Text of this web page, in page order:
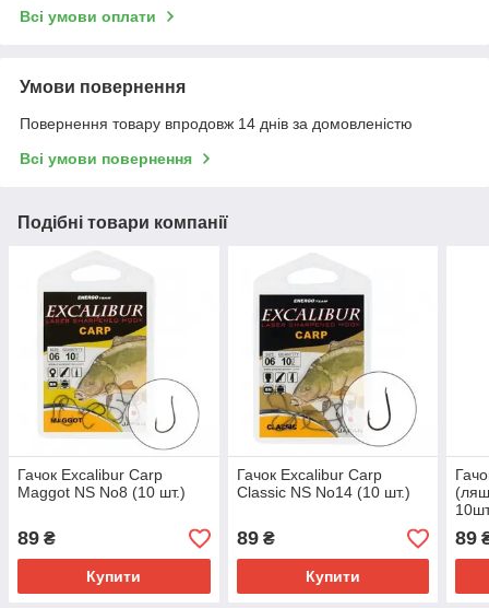
Всі умови оплати
Умови повернення
Повернення товару впродовж 14 днів за домовленістю
Всі умови повернення
Подібні товари компанії
Гачок Excalibur Carp
Maggot NS No8 (10 шт.)
89 ₴
Купити
Гачок Excalibur Carp
Classic NS No14 (10 шт.)
89₴
Купити
89